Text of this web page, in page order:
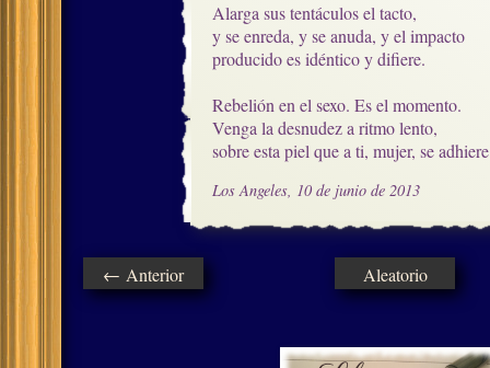
Alarga sus tentáculos el tacto,
y se enreda, y se anuda, y el impacto
producido es idéntico y difiere.
Rebelión en el sexo. Es el momento.
Venga la desnudez a ritmo lento,
sobre esta piel que a ti, mujer, se
Los Angeles, 10 de junio de 2013
← Anterior Aleatorio